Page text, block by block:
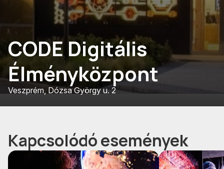
CODE Digitális
Élményközpont
Veszprém, Dózsa György u. 2
Kapcsolódó események